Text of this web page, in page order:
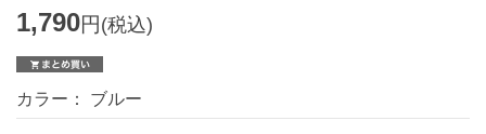
1,790円(税込)
カラー： ブルー